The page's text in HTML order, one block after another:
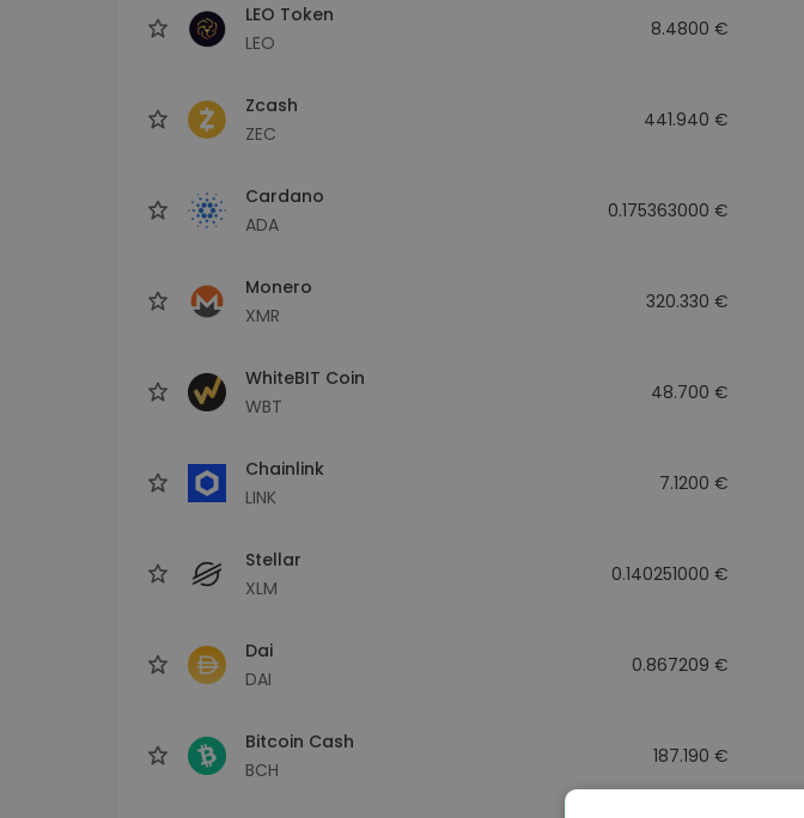
LEO Token
LEO
8.4800 €
Zcash
ZEC
441.940 €
Cardano
ADA
0.175363000 €
Monero
XMR
320.330 €
WhiteBIT Coin
WBT
48.700 €
Chainlink
LINK
7.1200 €
Stellar
XLM
0.140251000 €
Dai
DAI
0.867209 €
Bitcoin Cash
BCH
187.190 €